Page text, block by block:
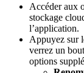
Accéder aux
stockage
l’application.
Appuyez sur
verrez un
options